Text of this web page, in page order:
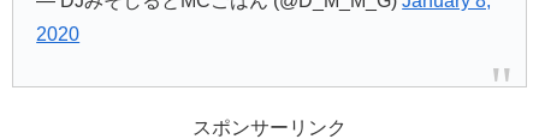
2020
スポンサーリンク